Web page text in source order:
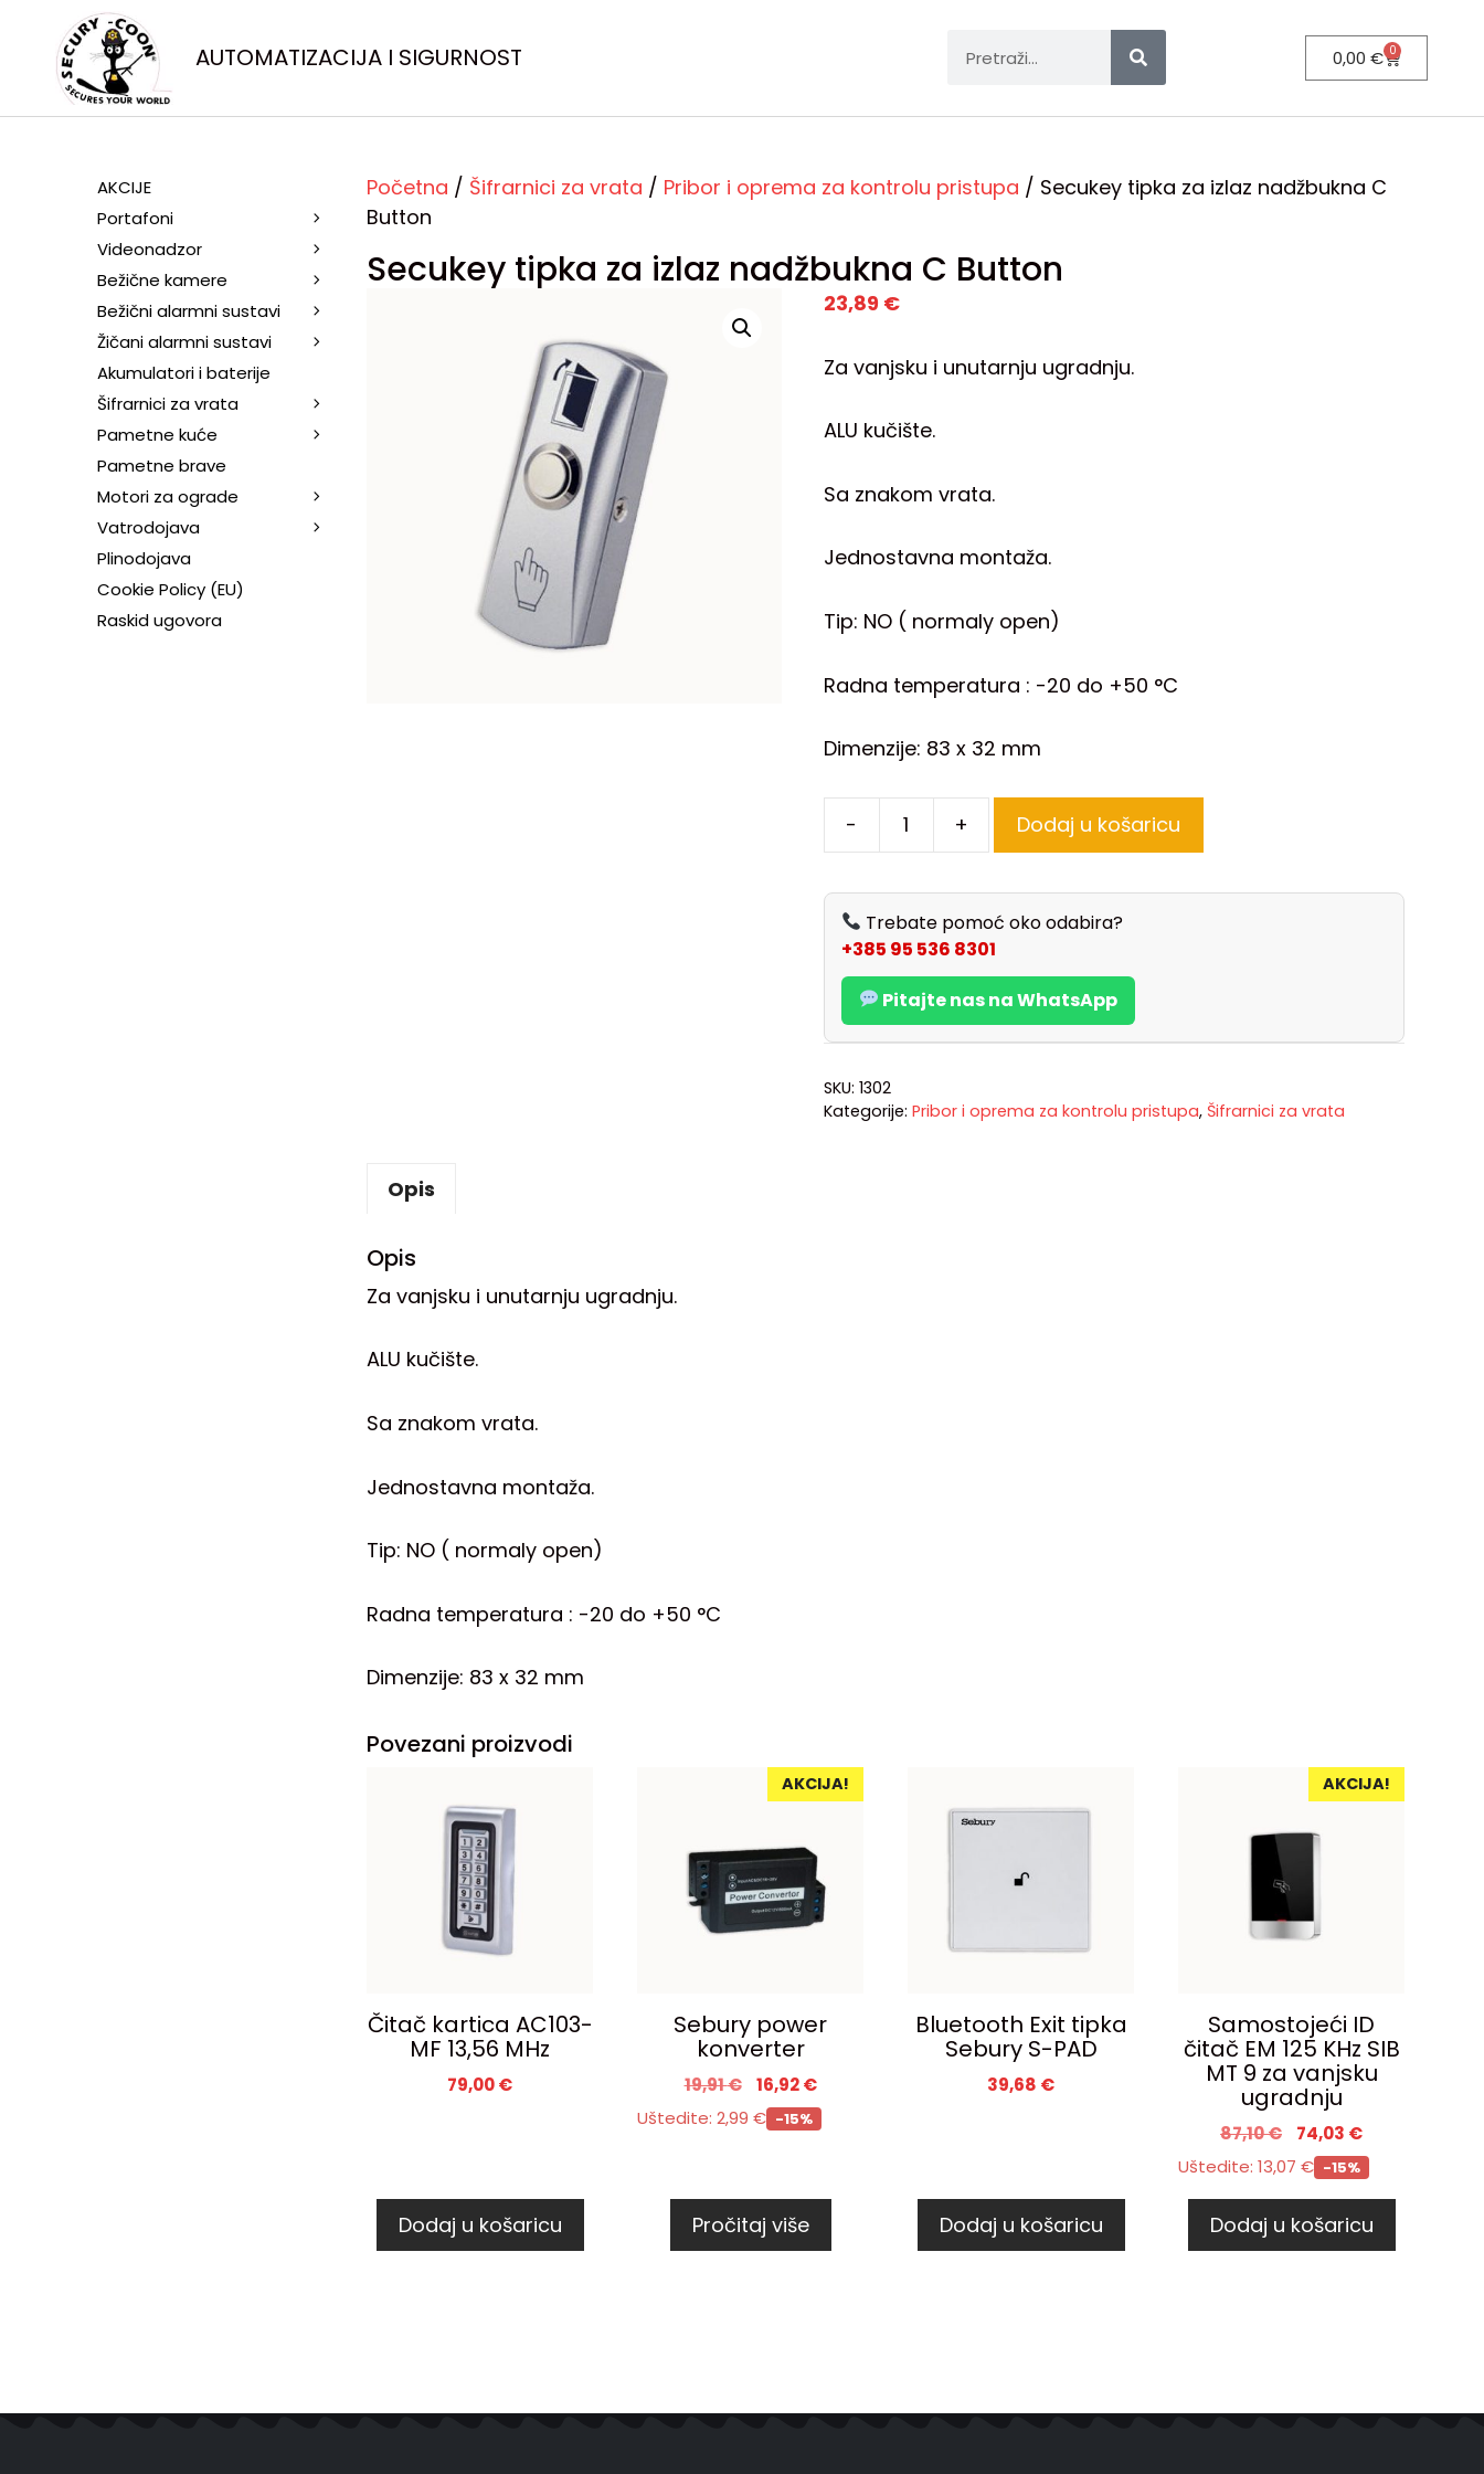
AUTOMATIZACIJA I SIGURNOST 0,00€ 0
Početna / Šifrarnici za vrata / Pribor i oprema za kontrolu pristupa / Secukey tipka za izlaz nadžbukna C
Button
Secukey tipka za izlaz nadžbukna C Button
23,89 €
Za vanjsku i unutarnju ugradnju.
ALU kučište.
Sa znakom vrata.
Jednostavna montaža.
Tip: NO ( normaly open)
Radna temperatura : -20 do +50 °C
Dimenzije: 83 x 32 mm
- + Dodaj u košaricu
Trebate pomoć oko odabira?
+385 95 536 8301
Pitajte nas na WhatsApp
SKU: 1302
Kategorije: Pribor i oprema za kontrolu pristupa, Šifrarnici za vrata
Opis
Opis
Za vanjsku i unutarnju ugradnju.
ALU kučište.
Sa znakom vrata.
Jednostavna montaža.
Tip: NO ( normaly open)
Radna temperatura : -20 do +50 °C
Dimenzije: 83 x 32 mm
Povezani proizvodi
Čitač kartica AC103-
MF 13,56 MHz
79,00€
Dodaj u košaricu
AKCIJA!
Sebury power
konverter
19,91€ 16,92€
Uštedite: 2,99 € -15%
Pročitaj više
Bluetooth Exit tipka
Sebury S-PAD
39,68 €
Dodaj u košaricu
AKCIJA!
Samostojeći ID
čitač EM 125 KHz SIB
MT 9 za vanjsku
ugradnju
87,10€ 74,03 €
Uštedite: 13,07 € -15%
Dodaj u košaricu
AKCIJE
Portafoni
Videonadzor
Bežične kamere
Bežični alarmni sustavi
Žičani alarmni sustavi
Akumulatori i baterije
Šifrarnici za vrata
Pametne kuće
Pametne brave
Motori za ograde
Vatrodojava
Plinodojava
Cookie Policy (EU)
Raskid ugovora